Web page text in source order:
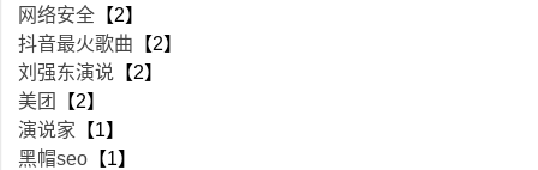
网络安全 【2】
抖音最火歌曲 【2】
刘强东演说 【2】
美团
【2】
演说家 【1】
黑帽seo 【1】